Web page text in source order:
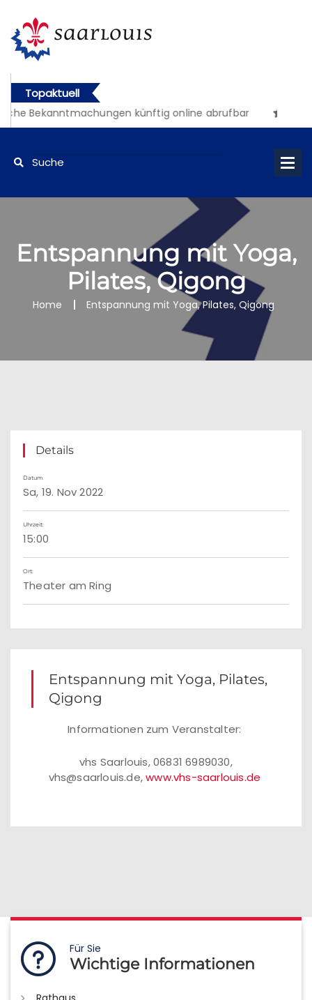
Topaktuell
Bekanntmachungen künftig online abrufbar
Entspannung mit Yoga,
Pilates, Qigong
Home Entspannung mit Yoga, Pilates, Qigong
Details
Datum
Sa, 19. Nov 2022
Uhrzeit:
15:00
Ort:
Theater am Ring
Entspannung mit Yoga, Pilates,
Qigong
Informationen zum Veranstalter:
vhs Saarlouis, 06831 6989030,
vhs@saarlouis.de,www.vhs-saarlouis.de
Für Sie
Wichtige Informationen